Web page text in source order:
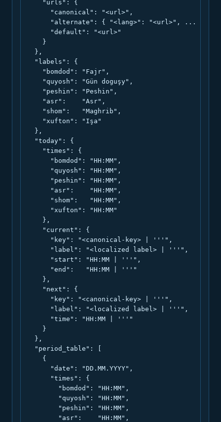
    "urls": {
      "canonical": "<url>",
      "alternate": { "<lang>": "<url>", ... },
      "default": "<url>"
    }
  },
  "labels": {
    "bomdod": "Fajr",
    "quyosh": "Gün doguşy",
    "peshin": "Peshin",
    "asr":    "Asr",
    "shom":   "Maghrib",
    "xufton": "Işa"
  },
  "today": {
    "times": {
      "bomdod": "HH:MM",
      "quyosh": "HH:MM",
      "peshin": "HH:MM",
      "asr":    "HH:MM",
      "shom":   "HH:MM",
      "xufton": "HH:MM"
    },
    "current": {
      "key": "<canonical-key> | '''",
      "label": "<localized label> | '''",
      "start": "HH:MM | '''",
      "end":   "HH:MM | '''"
    },
    "next": {
      "key": "<canonical-key> | '''",
      "label": "<localized label> | '''",
      "time": "HH:MM | '''"
    }
  },
  "period_table": [
    {
      "date": "DD.MM.YYYY",
      "times": {
        "bomdod": "HH:MM",
        "quyosh": "HH:MM",
        "peshin": "HH:MM",
        "asr":    "HH:MM",